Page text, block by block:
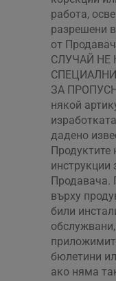
работа,
разрешени
от
СЛУЧАЙ НЕ
ЗА
някой
дадено
Продуктите
инструкции
Продавача.
върху
били
бюлетини
ако няма